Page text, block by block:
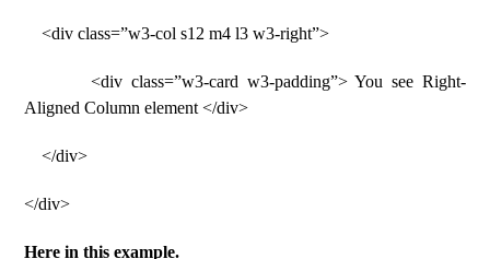
<div class=”w3-col s12 m4 l3 w3-right”>
<div class=”w3-card w3-padding”> You see Right-
Aligned Column element </div>
</div>
</div>
Here in this example.